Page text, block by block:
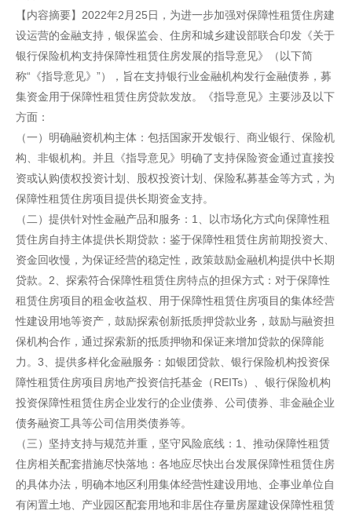
【内容摘要】2022年2月25日，为进一步加强对保障性租赁住房建
设运营的金融支持，银保监会、住房和城乡建设部联合印发《关于
银行保险机构支持保障性租赁住房发展的指导意见》（以下简
称“《指导意见》”），旨在支持银行业金融机构发行金融债券，募
集资金用于保障性租赁住房贷款发放。《指导意见》主要涉及以下
方面：
（一）明确融资机构主体：包括国家开发银行、商业银行、保险机
构、非银机构。并且《指导意见》明确了支持保险资金通过直接投
资或认购债权投资计划、股权投资计划、保险私募基金等方式，为
保障性租赁住房项目提供长期资金支持。
（二）提供针对性金融产品和服务：1、以市场化方式向保障性租
赁住房自持主体提供长期贷款：鉴于保障性租赁住房前期投资大、
资金回收慢，为保证经营的稳定性，政策鼓励金融机构提供中长期
贷款。2、探索符合保障性租赁住房特点的担保方式：对于保障性
租赁住房项目的租金收益权、用于保障性租赁住房项目的集体经营
性建设用地等资产，鼓励探索创新抵质押贷款业务，鼓励与融资担
保机构合作，通过探索新的抵质押物和保证来增加贷款的保障能
力。3、提供多样化金融服务：如银团贷款、银行保险机构投资保
障性租赁住房项目房地产投资信托基金（REITs）、银行保险机构
投资保障性租赁住房企业发行的企业债券、公司债券、非金融企业
债务融资工具等公司信用类债券等。
（三）坚持支持与规范并重，坚守风险底线：1、推动保障性租赁
住房相关配套措施尽快落地：各地应尽快出台发展保障性租赁住房
的具体办法，明确本地区利用集体经营性建设用地、企事业单位自
有闲置土地、产业园区配套用地和非居住存量房屋建设保障性租赁